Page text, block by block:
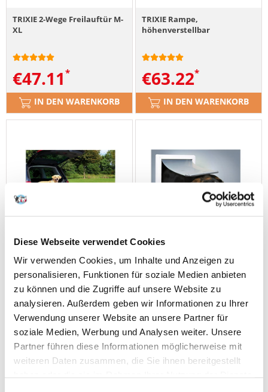
Diese Webseite verwendet Cookies
Wir verwenden Cookies, um Inhalte und Anzeigen zu
personalisieren, Funktionen für soziale Medien anbieten
zu können und die Zugriffe auf unsere Website zu
analysieren. Außerdem geben wir Informationen zu Ihrer
Verwendung unserer Website an unsere Partner für
soziale Medien, Werbung und Analysen weiter. Unsere
Partner führen diese Informationen möglicherweise mit
weiteren Daten zusammen, die Sie ihnen bereitgestellt
TRIXIE 2-Wege Freilauftür M-
XL
€47.11
IN DEN WARENKORB
TRIXIE Rampe,
höhenverstellbar
€63.22
IN DEN WARENKORB
TRIXIE Teleskop-Rampe
Petwalk, Aluminium 43 × 100-
TRIXIE Hundetür S-M